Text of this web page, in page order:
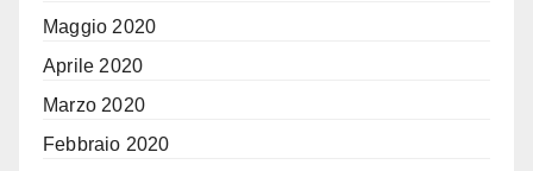
Maggio 2020
Aprile 2020
Marzo 2020
Febbraio 2020